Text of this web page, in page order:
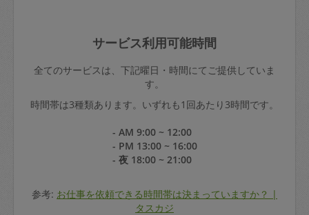
サービス利用可能時間
全てのサービスは、下記曜日・時間にてご提供していま
す。
時間帯は3種類あります。いずれも1回あたり3時間です。
- AM 9:00 ~ 12:00
- PM 13:00 ~ 16:00
- 夜 18:00 ~ 21:00
参考: お仕事を依頼できる時間帯は決まっていますか？ |
タスカジ